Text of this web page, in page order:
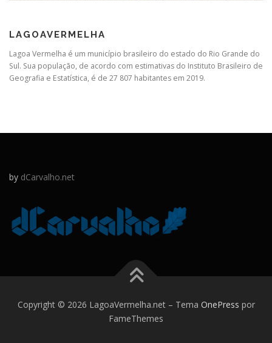
LAGOAVERMELHA
Lagoa Vermelha é um município brasileiro do estado do Rio Grande do
Sul. Sua população, de acordo com estimativas do Instituto Brasileiro de
Geografia e Estatística, é de 27 807 habitantes em 2019.
by dCarvalho.net
Copyright © 2026 LagoaVermelha.net – Tema OnePress por
FameThemes